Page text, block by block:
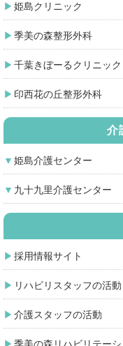
姫島クリニック
季美の森整形外科
千葉きぼーるクリニック
印西花の丘整形外科
介
姫島介護センター
九十九里介護センター
採用情報サイト
リハビリスタッフの活動
介護スタッフの活動